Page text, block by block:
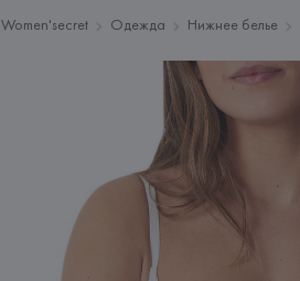
Women'secret Одежда Нижнее белье